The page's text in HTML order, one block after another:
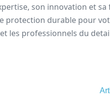
son innovation et sa
protection durable pour
les professionnels du